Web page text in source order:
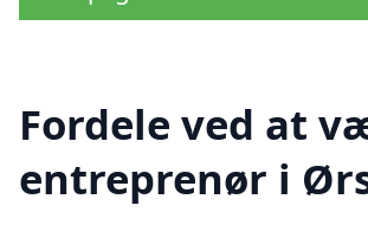
Fordele ved at
entreprenør i